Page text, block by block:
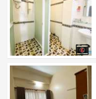
6